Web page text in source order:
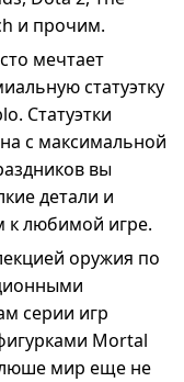
и прочим.
мечтает
статуэтку
. Статуэтки
с максимальной
вы
детали и
к любимой игре.
оружия по
серии игр
Mortal
мир еще не